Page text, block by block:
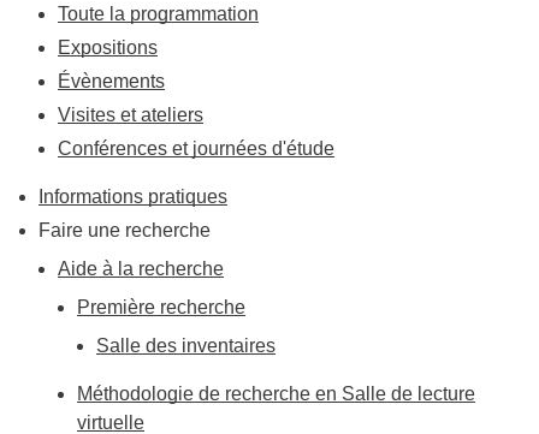
Toute la programmation
Expositions
Évènements
Visites et ateliers
Conférences et journées d'étude
Informations pratiques
Faire une recherche
Aide à la recherche
Première recherche
Salle des inventaires
Méthodologie de recherche en Salle de lecture
virtuelle